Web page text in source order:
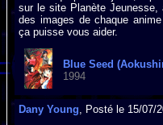
sur le site Planète Jeunesse,
des images de chaque
ça puisse vous aider.
Blue Seed
1994
Dany Young, Posté le 15/07/